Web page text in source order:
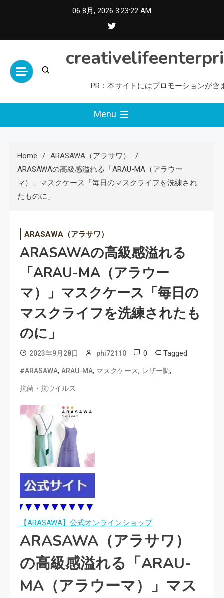
06 8月, 2026 3:23:23 AM
PR：本サイトにはプロモーションが含
Menu
Home
ARASAWA（アラサワ）
ARASAWAの高級感溢れる「ARAU-MA（アラウー
マ）」マスクケース「毎日のマスクライフを洗練され
たものに」
ARASAWA（アラサワ）
ARASAWAの高級感溢れる
「ARAU-MA（アラウー
マ）」マスクケース「毎日の
マスクライフを洗練されたも
のに」
2023年9月28日 phi72110 0 Tagged
#ARASAWA, ARAU-MA, マスクケース, レザー調,
抗菌・抗ウイルス
【ARASAWA】公式オンラインショップ
ARASAWA（アラサワ）
の高級感溢れる「ARAU-
MA（アラウーマ）」マス